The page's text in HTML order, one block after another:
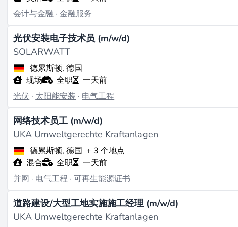
会计与金融 ·金融服务
光伏安装电子技术员 (m/w/d)
SOLARWATT
德累斯顿, 德国
现场
全职
一天前
光伏 · 太阳能安装 · 电气工程
网络技术员工 (m/w/d)
UKA Umweltgerechte Kraftanlagen
德累斯顿, 德国 + 3 个地点
混合
全职
一天前
并网 · 电气工程 ·可再生能源证书
道路建设/大型工地实施施工经理 (m/w/d)
UKA Umweltgerechte Kraftanlagen